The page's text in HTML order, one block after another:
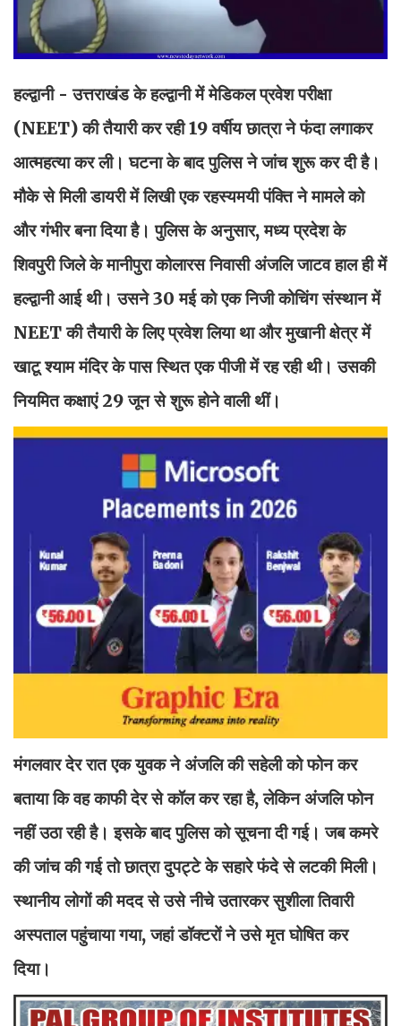
हल्द्वानी - उत्तराखंड के हल्द्वानी में मेडिकल प्रवेश परीक्षा
(NEET) की तैयारी कर रही 19 वर्षीय छात्रा ने फंदा लगाकर
आत्महत्या कर ली। घटना के बाद पुलिस ने जांच शुरू कर दी है।
मौके से मिली डायरी में लिखी एक रहस्यमयी पंक्ति ने मामले को
और गंभीर बना दिया है। पुलिस के अनुसार, मध्य प्रदेश के
शिवपुरी जिले के मानीपुरा कोलारस निवासी अंजलि जाटव हाल ही में
हल्द्वानी आई थी। उसने 30 मई को एक निजी कोचिंग संस्थान में
NEET की तैयारी के लिए प्रवेश लिया था और मुखानी क्षेत्र में
खाटू श्याम मंदिर के पास स्थित एक पीजी में रह रही थी। उसकी
नियमित कक्षाएं 29 जून से शुरू होने वाली थीं।
मंगलवार देर रात एक युवक ने अंजलि की सहेली को फोन कर
बताया कि वह काफी देर से कॉल कर रहा है, लेकिन अंजलि फोन
नहीं उठा रही है। इसके बाद पुलिस को सूचना दी गई। जब कमरे
की जांच की गई तो छात्रा दुपट्टे के सहारे फंदे से लटकी मिली।
स्थानीय लोगों की मदद से उसे नीचे उतारकर सुशीला तिवारी
अस्पताल पहुंचाया गया, जहां डॉक्टरों ने उसे मृत घोषित कर
दिया।